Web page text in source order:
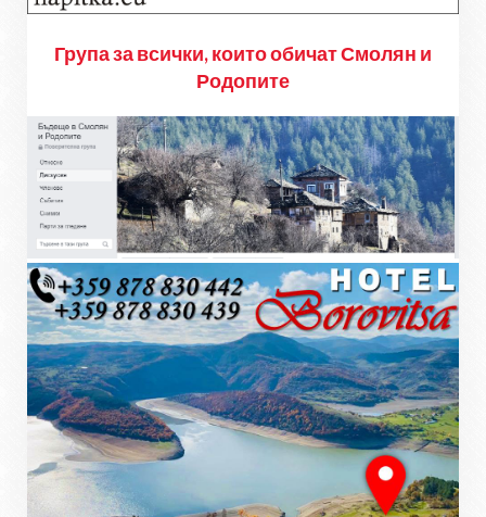
Група за всички, които обичат Смолян и
Родопите